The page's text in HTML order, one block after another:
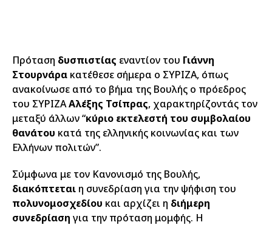
Πρόταση δυσπιστίας εναντίον του Γιάννη
Στουρνάρα κατέθεσε σήμερα ο ΣΥΡΙΖΑ, όπως
ανακοίνωσε από το βήμα της Βουλής ο πρόεδρος
του ΣΥΡΙΖΑΑλέξης Τσίπρας, χαρακτηρίζοντάς τον
μεταξύ άλλων “κύριο εκτελεστή του συμβολαίου
θανάτου κατά της ελληνικής κοινωνίας και των
Ελλήνων πολιτών”.
Σύμφωνα με τον Κανονισμό της Βουλής,
διακόπτεται η συνεδρίαση για την ψήφιση του
πολυνομοσχεδίου και αρχίζει η διήμερη
συνεδρίαση για την πρόταση μομφής. Η